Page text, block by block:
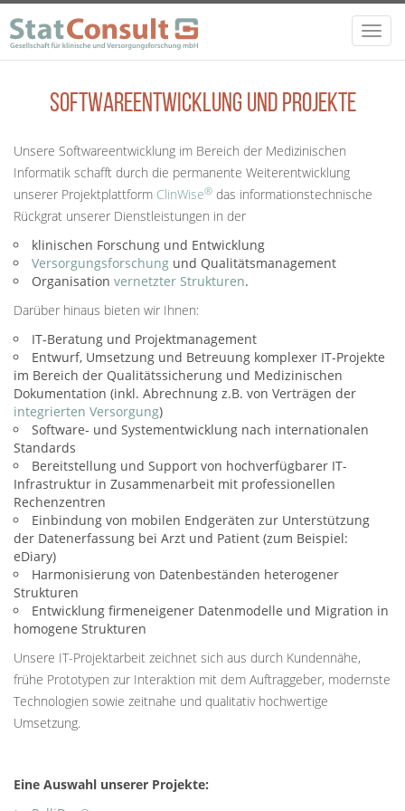
Direkt zum Inhalt
Softwareentwicklung und Projekte
Unsere Softwareentwicklung im Bereich der Medizinischen
Informatik schafft durch die permanente Weiterentwicklung
unserer Projektplattform ClinWise® das informationstechnische
Rückgrat unserer Dienstleistungen in der
klinischen Forschung und Entwicklung
Versorgungsforschung und Qualitätsmanagement
Organisation vernetzter Strukturen.
Darüber hinaus bieten wir Ihnen:
IT-Beratung und Projektmanagement
Entwurf, Umsetzung und Betreuung komplexer IT-Projekte
im Bereich der Qualitätssicherung und Medizinischen
Dokumentation (inkl. Abrechnung z.B. von Verträgen der
integrierten Versorgung)
Software- und Systementwicklung nach internationalen
Standards
Bereitstellung und Support von hochverfügbarer IT-
Infrastruktur in Zusammenarbeit mit professionellen
Rechenzentren
Einbindung von mobilen Endgeräten zur Unterstützung
der Datenerfassung bei Arzt und Patient (zum Beispiel:
eDiary)
Harmonisierung von Datenbeständen heterogener
Strukturen
Entwicklung firmeneigener Datenmodelle und Migration in
homogene Strukturen
Unsere IT-Projektarbeit zeichnet sich aus durch Kundennähe,
frühe Prototypen zur Interaktion mit dem Auftraggeber, modernste
Technologien sowie zeitnahe und qualitativ hochwertige
Umsetzung.
Eine Auswahl unserer Projekte: